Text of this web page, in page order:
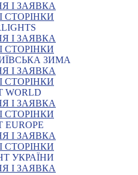
І ЗАЯВКА
СТОРІНКИ
І ЗАЯВКА
СТОРІНКИ
ЗИМА
І ЗАЯВКА
СТОРІНКИ
WORLD
І ЗАЯВКА
СТОРІНКИ
EUROPE
І ЗАЯВКА
СТОРІНКИ
УКРАЇНИ
І ЗАЯВКА